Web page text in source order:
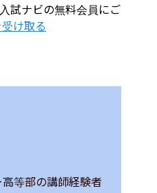
試ナビの無料会員にご
け取る
等部の講師経験者